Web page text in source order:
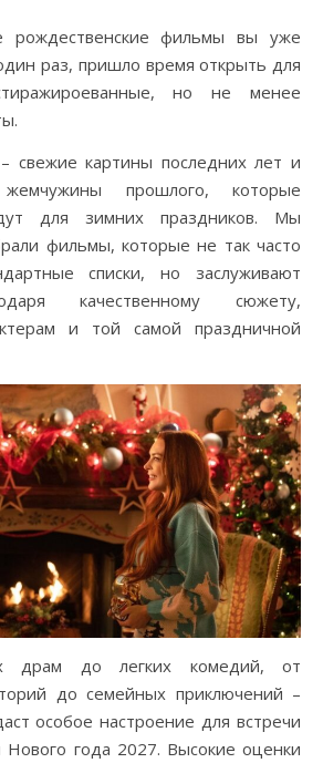
раз, пришло время открыть для
но не менее
свежие картины последних лет и
прошлого, которые
для зимних праздников. Мы
фильмы, которые не так часто
списки, но заслуживают
качественному сюжету,
и той самой праздничной
драм до легких комедий, от
до семейных приключений –
особое настроение для встречи
года 2027. Высокие оценки